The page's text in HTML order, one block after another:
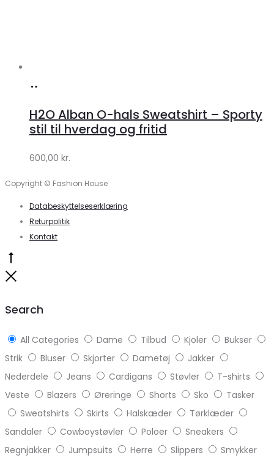
Lykke
Lykke
H2O Alban O-hals Sweatshirt – Sporty
stil til hverdag og fritid
600,00 kr.
Copyright © Fashion House
Databeskyttelseserklæring
Returpolitik
Kontakt
Search
All Categories Dame Tilbud Kjoler
Bukser
Strik
Bluser Skjorter Dametøj
Jakker
Nederdele
Jeans Cardigans Støvler
T-shirts
Veste
Blazers Øreringe Shorts Sko
Tasker
Sweatshirts
Skirts Halskæder
Tørklæder
Sandaler
Cowboystøvler Poloer
Sneakers
Regnjakker
Jumpsuits Herre Slippers
Smykker